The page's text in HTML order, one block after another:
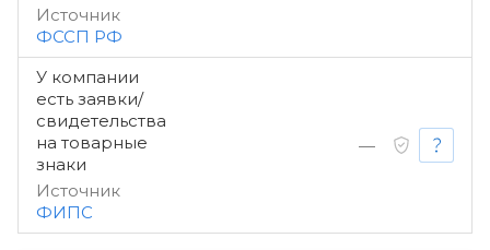
Источник
ФССП РФ
У компании
есть заявки/
свидетельства
на товарные
знаки
Источник
ФИПС
—